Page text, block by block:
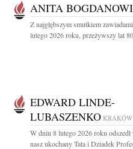
ANITA
Z najgłębszym smutkiem
lutego 2026 roku, przeżywszy lat
EDWARD LINDE-
LUBASZENKO KRAKÓW
W dniu 8 lutego 2026 roku
nasz ukochany Tata i Dziadek